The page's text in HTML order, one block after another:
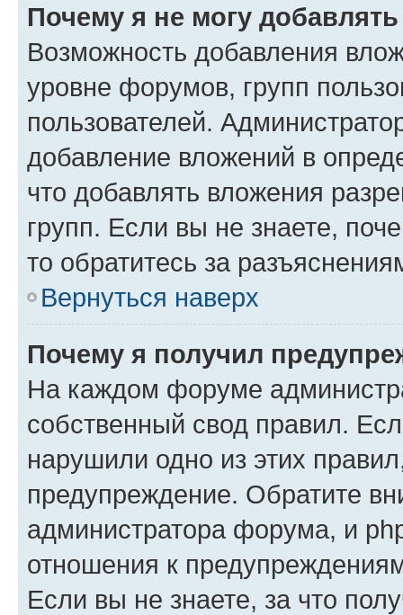
Почему я не могу
Возможность добавления
уровне форумов, групп
пользователей.
добавление вложений в
что добавлять вложения
групп. Если вы не знаете,
то обратитесь за
Вернуться наверх
Почему я получил
На каждом форуме
собственный свод правил.
нарушили одно из этих
предупреждение. Обратите
администратора форума, и
отношения к
Если вы не знаете, за что